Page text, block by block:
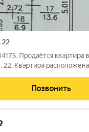
, 22
Продаётся квартира
22. Квартира
составляет 27,1
Позвонить